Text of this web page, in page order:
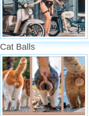
Cat Balls